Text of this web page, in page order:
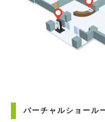
バーチャルショール